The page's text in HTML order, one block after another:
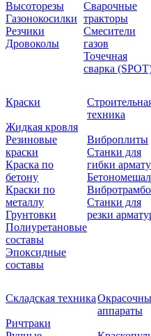
Высоторезы
Газонокосилки
Резчики
Дровоколы
Сварочные
тракторы
Смесители
газов
Точечная
сварка
Краски
Жидкая кровля
Резиновые
краски
Краска по
бетону
Краски по
металлу
Грунтовки
Полиуретановые
составы
Эпоксидные
составы
техника
Виброплиты
Станки для
гибки
Станки для
резки
Складская техника
Ричтраки
аппараты